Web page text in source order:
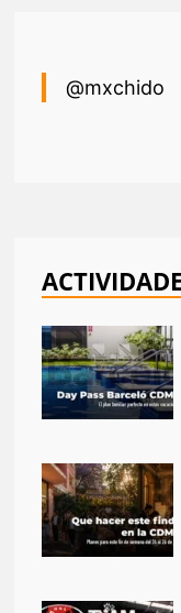
@mxchido